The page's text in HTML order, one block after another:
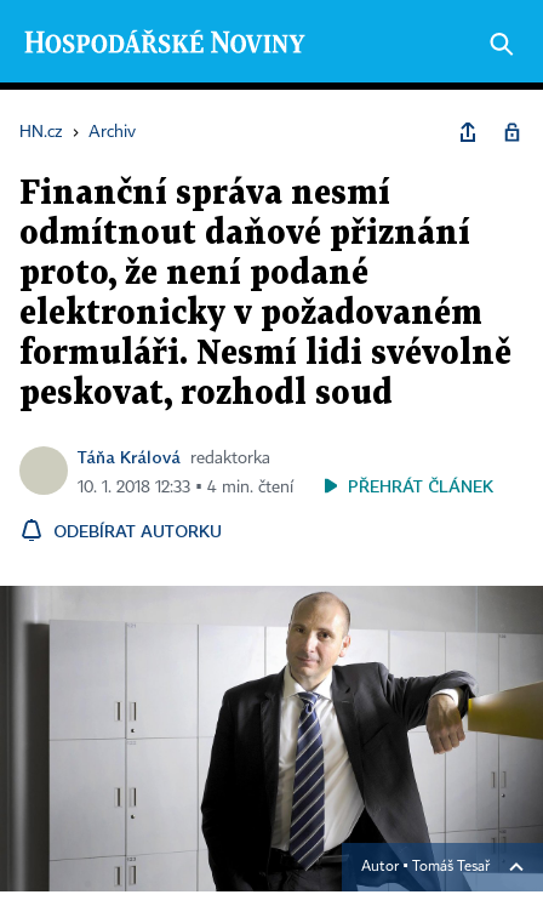
HN.cz › Archiv
Finanční správa nesmí
odmítnout daňové přiznání
proto, že není podané
elektronicky v požadovaném
formuláři. Nesmí lidi svévolně
peskovat, rozhodl soud
Táňa Králová
redaktorka
10. 1. 2018 12:33 ▪ 4 min. čtení
PŘEHRÁT ČLÁNEK
ODEBÍRAT AUTORKU
Autor ▪ Tomáš Tesař